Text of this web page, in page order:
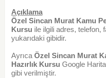
Açıklama
Özel Sincan Murat Kamu
Kursu ile ilgili adres, telefon,
yukarıdaki gibidir.
AyrıcaÖzel Sincan Murat
Hazırlık Kursu Google
gibi verilmiştir.